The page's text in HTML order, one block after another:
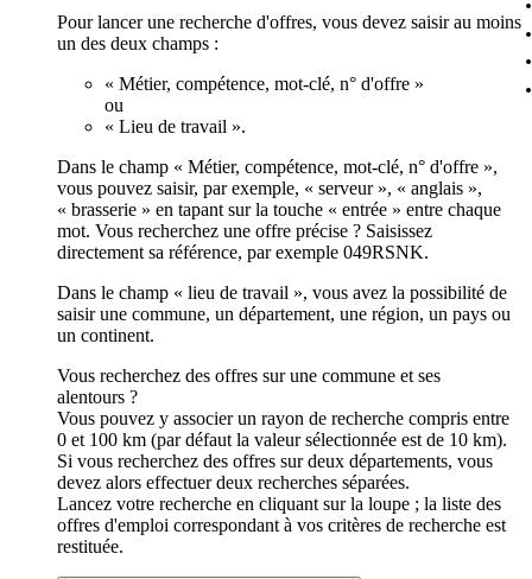
Pour lancer une recherche d'offres, vous devez saisir au moins
un des deux champs :
« Métier, compétence, mot-clé, n° d'offre »
ou
« Lieu de travail ».
Dans le champ « Métier, compétence, mot-clé, n° d'offre »,
vous pouvez saisir, par exemple, « serveur », « anglais »,
« brasserie » en tapant sur la touche « entrée » entre chaque
mot. Vous recherchez une offre précise ? Saisissez
directement sa référence, par exemple 049RSNK.
Dans le champ « lieu de travail », vous avez la possibilité de
saisir une commune, un département, une région, un pays ou
un continent.
Vous recherchez des offres sur une commune et ses
alentours ?
Vous pouvez y associer un rayon de recherche compris entre
0 et 100 km (par défaut la valeur sélectionnée est de 10 km).
Si vous recherchez des offres sur deux départements, vous
devez alors effectuer deux recherches séparées.
Lancez votre recherche en cliquant sur la loupe ; la liste des
offres d'emploi correspondant à vos critères de recherche est
restituée.